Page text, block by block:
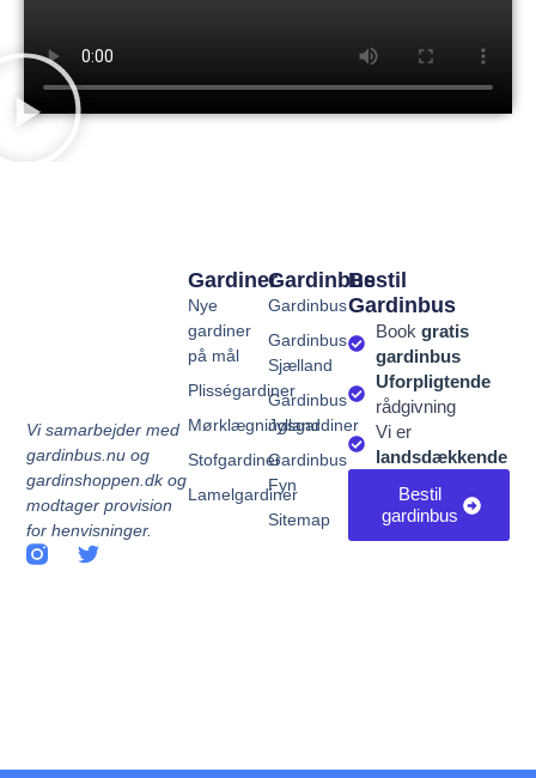
Vi samarbejder med
gardinbus.nu og
gardinshoppen.dk og
modtager provision
for henvisninger.
Gardinbus
Gardinbus
Gardinbus
Sjælland
Gardinbus
Jylland
Gardinbus
Fyn
Sitemap
Gardiner
Nye
gardiner
på mål
Plisségardiner
Mørklægningsgardiner
Stofgardiner
Lamelgardiner
Bestil
Gardinbus
Book gratis
gardinbus
Uforpligtende
rådgivning
Vi er
landsdækkende
Bestil
gardinbus